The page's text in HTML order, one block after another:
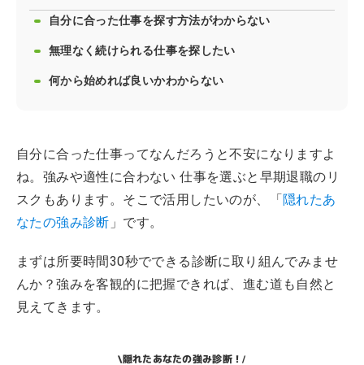
自分に合った仕事を探す方法がわからない
無理なく続けられる仕事を探したい
何から始めれば良いかわからない
自分に合った仕事ってなんだろうと不安になりますよ
ね。強みや適性に合わない 仕事を選ぶと早期退職のリ
スクもあります。そこで活用したいのが、「隠れたあ
なたの強み診断 」です。
まずは所要時間30秒でできる診断に取り組んでみませ
んか？強みを客観的に把握できれば、進む道も自然と
見えてきます。
\隠れたあなたの強み診断！/